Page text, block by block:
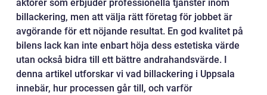
aktörer som erbjuder professionella tjänster inom
billackering, men att välja rätt företag för jobbet är
avgörande för ett nöjande resultat. En god kvalitet på
bilens lack kan inte enbart höja dess estetiska värde
utan också bidra till ett bättre andrahandsvärde. I
denna artikel utforskar vi vad billackering i Uppsala
innebär, hur processen går till, och varför